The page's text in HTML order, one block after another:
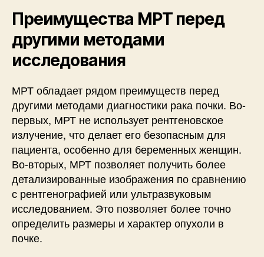
Преимущества МРТ перед
другими методами
исследования
МРТ обладает рядом преимуществ перед
другими методами диагностики рака почки. Во-
первых, МРТ не использует рентгеновское
излучение, что делает его безопасным для
пациента, особенно для беременных женщин.
Во-вторых, МРТ позволяет получить более
детализированные изображения по сравнению
с рентгенографией или ультразвуковым
исследованием. Это позволяет более точно
определить размеры и характер опухоли в
почке.